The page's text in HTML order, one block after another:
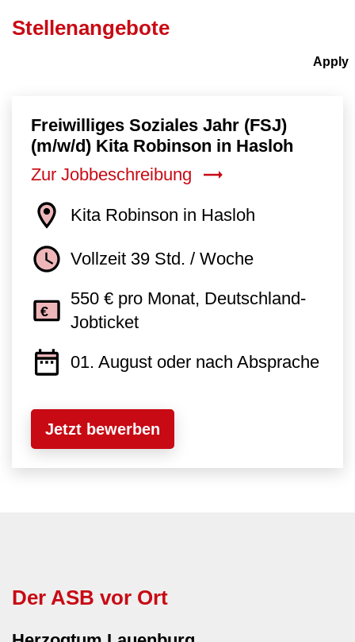
Stellenangebote
Freiwilliges Soziales Jahr (FSJ)
(m/w/d) Kita Robinson in Hasloh
Zur Jobbeschreibung
Kita Robinson in Hasloh
Vollzeit 39 Std. / Woche
550 € pro Monat, Deutschland-
Jobticket
01. August oder nach Absprache
Jetzt bewerben
Der ASB vor Ort